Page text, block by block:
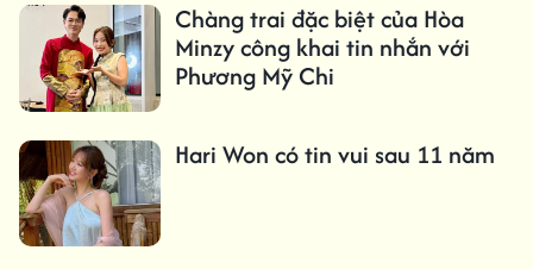
Chàng trai đặc biệt của Hòa
Minzy công khai tin nhắn với
Phương Mỹ Chi
Hari Won có tin vui sau 11 năm